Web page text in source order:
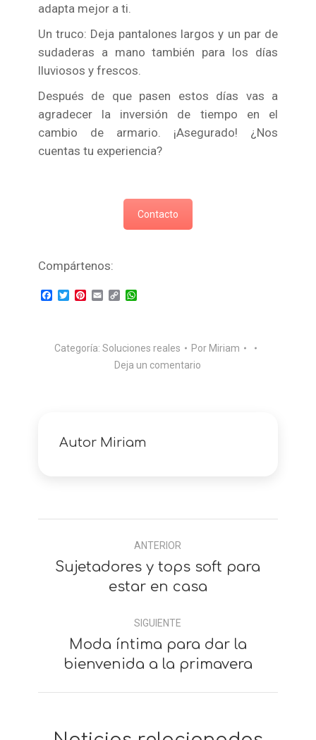
adapta mejor a ti.
Un truco: Deja pantalones largos y un par de
sudaderas a mano también para los días
lluviosos y frescos.
Después de que pasen estos días vas a
agradecer la inversión de tiempo en el
cambio de armario. ¡Asegurado! ¿Nos
cuentas tu experiencia?
Contacto
Compártenos:
Facebook
TwitterPinterest
EmailCopyWhatsApp
Categoría:Soluciones reales Por Miriam
Deja un comentario
AutorMiriam
entre
comentarios
ANTERIOR
Anterior
Sujetadores y tops soft para
estar en casa
SIGUIENTE
Siguiente
Moda íntima para dar la
bienvenida a la primavera